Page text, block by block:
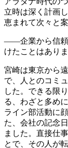
立時は深く計画
恵まれて次々と
――企業から信頼
けたことはあり
宮崎は東京から
で、
人とのコミ
した。 できる限
る、わざと多め
ライン部活動に
た、会社の記念
ました。 直接仕
とで、その人が